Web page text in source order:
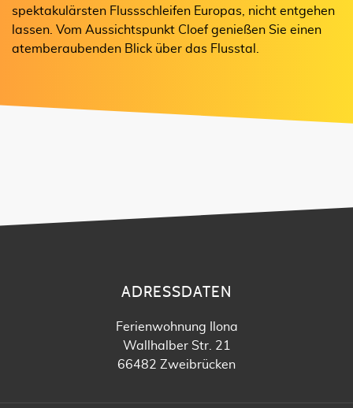
spektakulärsten Flussschleifen Europas, nicht entgehen
lassen. Vom Aussichtspunkt Cloef genießen Sie einen
atemberaubenden Blick über das Flusstal.
ADRESSDATEN
Ferienwohnung Ilona
Wallhalber Str. 21
66482 Zweibrücken